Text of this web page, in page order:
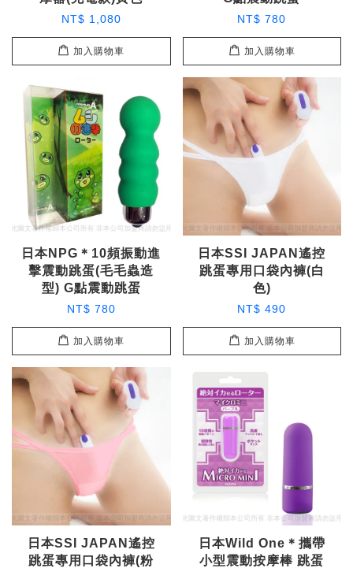
NT$ 1,080
加入購物車
NT$ 780
加入購物車
日本NPG＊10頻振動進
擊震動跳蛋(毛毛蟲造
型) G點震動跳蛋
NT$ 780
加入購物車
日本SSI JAPAN遙控
跳蛋專用口袋內褲(白
色)
NT$ 490
加入購物車
日本SSI JAPAN遙控
跳蛋專用口袋內褲(粉
日本Wild One＊攜帶
小型震動按摩棒 跳蛋